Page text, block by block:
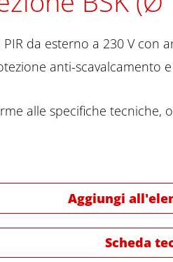
da esterno a 230 V con
anti-scavalcamento
alle specifiche tecniche,
Aggiungi
Scheda